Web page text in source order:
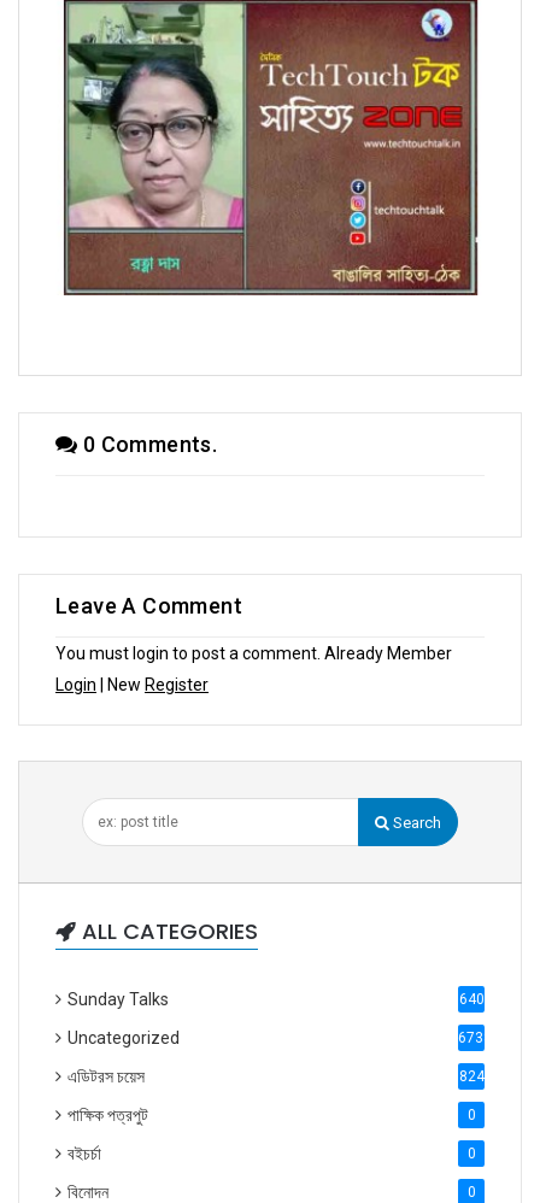
0 Comments.
Leave A Comment
You must login to post a comment. Already Member
Login | New Register
Search
ALL CATEGORIES
Sunday Talks 640
Uncategorized 6738
এডিটরস চয়েস 824
পাক্ষিক পত্রপুট 0
বইচর্চা 0
বিনোদন 0